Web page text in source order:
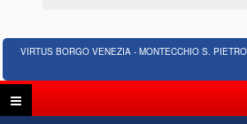
VIRTUS BORGO VENEZIA - MONTECCHIO S. PIETRO